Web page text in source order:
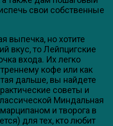
свои собственные
выпечка, но хотите
вкус, то Лейпцигские
входа. Их легко
кофе или как
дальше, вы найдете
советы и
Миндальная
и творога в
для тех, кто любит